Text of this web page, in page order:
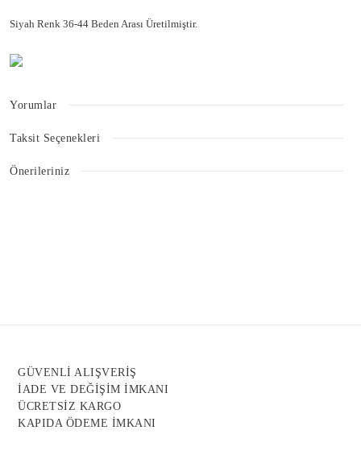
Siyah Renk 36-44 Beden Arası Üretilmiştir.
Yorumlar
Taksit Seçenekleri
Önerileriniz
Bu ürüne benzer farklı alternatifler olmalı.
GÜVENLİ ALIŞVERİŞ
İADE VE DEĞİŞİM İMKANI
ÜCRETSİZ KARGO
KAPIDA ÖDEME İMKANI